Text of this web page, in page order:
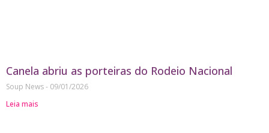
Canela abriu as porteiras do Rodeio Nacional
Soup News
09/01/2026
Leia mais